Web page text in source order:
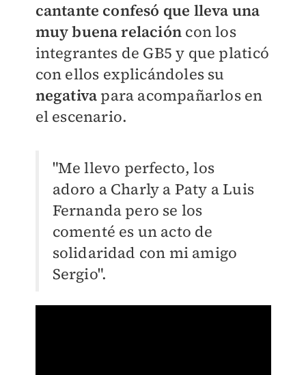
cantante confesó que lleva una
muy buena relación con los
integrantes de GB5 y que platicó
con ellos explicándoles su
negativa para acompañarlos en
el escenario.
"Me llevo perfecto, los
adoro a Charly a Paty a Luis
Fernanda pero se los
comenté es un acto de
solidaridad con mi amigo
Sergio".